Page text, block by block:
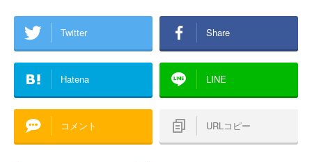
Twitter Share
Hatena LINE
コメント URLコピー